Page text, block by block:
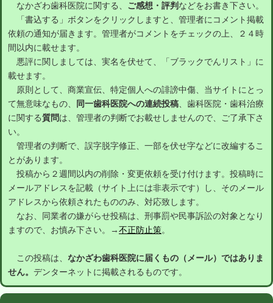
なかざわ歯科医院に関する、 ご感想・評判 などをお書き下さい。
「書込する」ボタンをクリックしますと、管理者にコメント掲載
依頼の通知が届きます。管理者がコメントをチェックの上、２４時
間以内に載せます。
悪評に関しましては、実名を伏せて、「ブラックでんリスト」に
載せます。
原則として、商業宣伝、特定個人への誹謗中傷、当サイトにとっ
て無意味なもの、
同一歯科医院への連続投稿、歯科医院・歯科治療
に関する質問は、管理者の判断でお載せしませんので、ご了承下さ
い。
管理者の判断で、誤字脱字修正、一部を伏せ字などに改編するこ
とがあります。
投稿から２週間以内の削除・変更依頼を受け付けます。投稿時に
メールアドレスを記載（サイト上には非表示です）し、そのメール
アドレスから依頼されたもののみ、対応致します。
なお、同業者の嫌がらせ投稿は、刑事罰や民事訴訟の対象となり
ますので、お慎み下さい。→不正防止策。
この投稿は、 なかざわ歯科医院に届くもの（メール）ではありま
せん。 デンターネットに掲載されるものです。